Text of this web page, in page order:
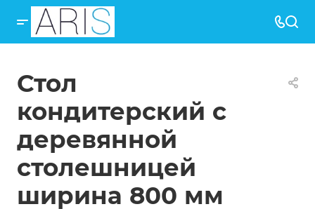
Стол
кондитерский с
деревянной
столешницей
ширина 800 мм